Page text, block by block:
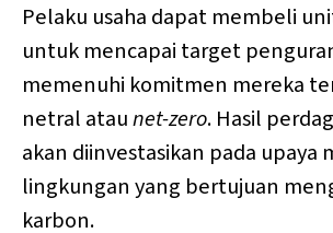
Pelaku usaha dapat membeli
untuk mencapai target
memenuhi komitmen mereka
netral ataunet-zero. Hasil
akan diinvestasikan pada upaya
lingkungan yang bertujuan
karbon.